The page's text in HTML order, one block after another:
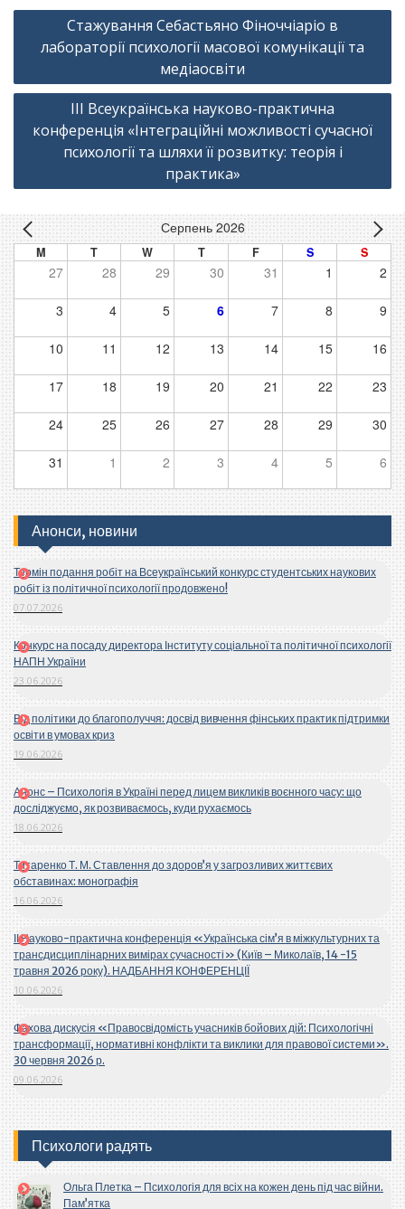
Навігація
записів
Стажування Себастьяно Фіноччіаріо в
лабораторії психології масової комунікації та
медіаосвіти
IІІ Всеукраїнська науково-практична
конференція «Інтеграційні можливості сучасної
психології та шляхи її розвитку: теорія і
практика»
Серпень 2026
M T W T F S S
27 28 29 30 31 1 2
3 4 5 6 7 8 9
10 11 12 13 14 15 16
17 18 19 20 21 22 23
24 25 26 27 28 29 30
31 1 2 3 4 5 6
Анонси, новини
Термін подання робіт на Всеукраїнський конкурс студентських наукових
робіт із політичної психології продовжено!
07.07.2026
Конкурс на посаду директора Інституту соціальної та політичної психології
НАПН України
23.06.2026
Від політики до благополуччя: досвід вивчення фінських практик підтримки
освіти в умовах криз
19.06.2026
Анонс – Психологія в Україні перед лицем викликів воєнного часу: що
досліджуємо, як розвиваємось, куди рухаємось
18.06.2026
Титаренко Т. М. Ставлення до здоров’я у загрозливих життєвих
обставинах: монографія
16.06.2026
ІІ Науково-практична конференція «Українська сім’я в міжкультурних та
трансдисциплінарних вимірах сучасності» (Київ – Миколаїв, 14 -15
травня 2026 року). НАДБАННЯ КОНФЕРЕНЦІЇ
10.06.2026
Фахова дискусія «Правосвідомість учасників бойових дій: Психологічні
трансформації, нормативні конфлікти та виклики для правової системи».
30 червня 2026 р.
09.06.2026
Психологи радять
Ольга Плетка – Психологія для всіх на кожен день під час війни.
Пам’ятка